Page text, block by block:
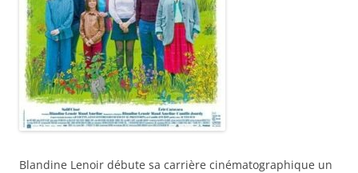
Blandine Lenoir débute sa carrière cinématographique un